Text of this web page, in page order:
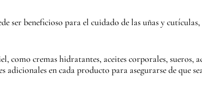
ser beneficioso para el cuidado de las uñas y
como cremas hidratantes, aceites corporales, sueros,
en cada producto para asegurarse de que